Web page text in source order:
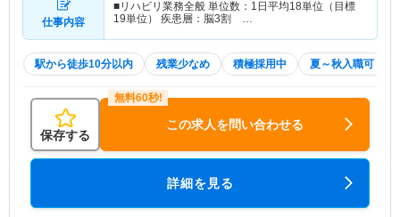
仕事内容
■リハビリ業務全般 単位数：1日平均18単位（目標
19単位） 疾患層：脳3割 …
駅から徒歩10分以内 残業少なめ 積極採用中 夏～秋入職可
保存する
この求人を問い合わせる
詳細を見る